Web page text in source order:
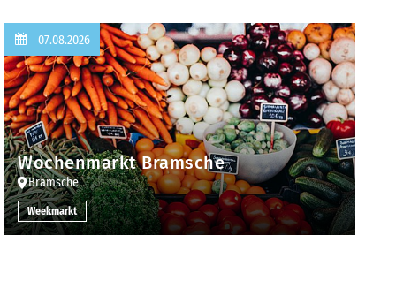
07.08.2026
Wochenmarkt Bramsche
Bramsche
Weekmarkt